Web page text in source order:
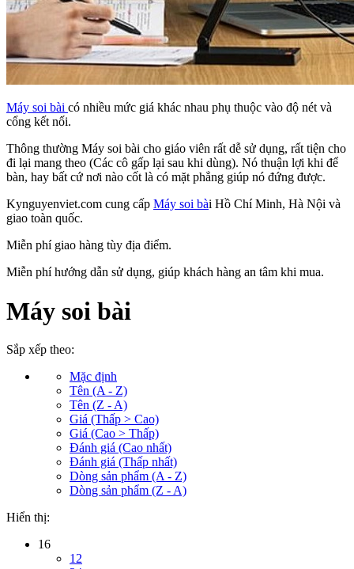
Máy soi bài có nhiều mức giá khác nhau phụ thuộc vào độ nét và
cổng kết nối.
Thông thường Máy soi bài cho giáo viên rất dễ sử dụng, rất tiện cho
đi lại mang theo (Các cô gấp lại sau khi dùng). Nó thuận lợi khi để
bàn, hay bất cứ nơi nào cốt là có mặt phẳng giúp nó đứng được.
Kynguyenviet.com cung cấp Máy soi bài Hồ Chí Minh, Hà Nội và
giao toàn quốc.
Miễn phí giao hàng tùy địa điểm.
Miễn phí hướng dẫn sử dụng, giúp khách hàng an tâm khi mua.
Máy soi bài
Sắp xếp theo:
Mặc định
Tên (A - Z)
Tên (Z - A)
Giá (Thấp > Cao)
Giá (Cao > Thấp)
Đánh giá (Cao nhất)
Đánh giá (Thấp nhất)
Dòng sản phẩm (A - Z)
Dòng sản phẩm (Z - A)
Hiển thị:
16
12